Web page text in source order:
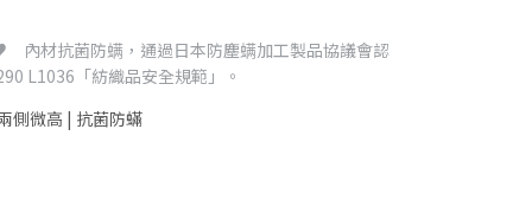
內材抗菌防螨，通過日本防塵螨加工製品協議會認
L1036「紡織品安全規範」。
側微高 | 抗菌防蟎